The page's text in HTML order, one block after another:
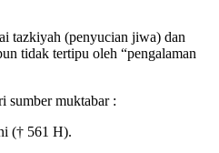
tazkiyah (penyucian jiwa) dan
tidak tertipu oleh “pengalaman
sumber muktabar :
(† 561 H).